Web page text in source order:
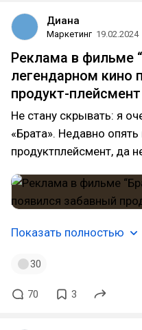
начало этой статьи.
Диана
Маркетинг 19.02.2024
Реклама в фильме
легендарном кино
продукт-плейсмент
Не стану скрывать: я
«Брата». Недавно
продуктплейсмент, да
Показать полностью
30
70 3